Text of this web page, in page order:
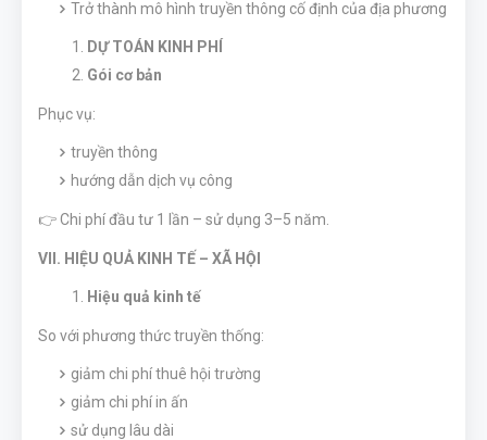
Trở thành mô hình truyền thông cố định của địa phương
DỰ TOÁN KINH PHÍ
Gói cơ bản
Phục vụ:
truyền thông
hướng dẫn dịch vụ công
👉 Chi phí đầu tư 1 lần – sử dụng 3–5 năm.
VII. HIỆU QUẢ KINH TẾ – XÃ HỘI
Hiệu quả kinh tế
So với phương thức truyền thống:
giảm chi phí thuê hội trường
giảm chi phí in ấn
sử dụng lâu dài